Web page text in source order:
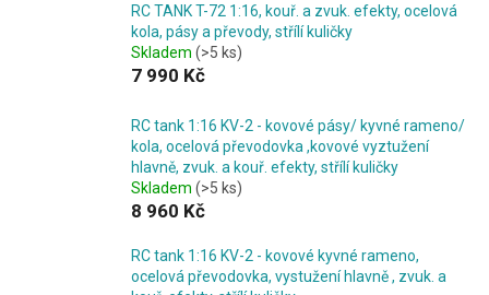
RC TANK T-72 1:16, kouř. a zvuk. efekty, ocelová
kola, pásy a převody, střílí kuličky
Skladem (>5 ks)
7 990 Kč
RC tank 1:16 KV-2 - kovové pásy/ kyvné rameno/
kola, ocelová převodovka ,kovové vyztužení
hlavně, zvuk. a kouř. efekty, střílí kuličky
Skladem (>5 ks)
8 960 Kč
RC tank 1:16 KV-2 - kovové kyvné rameno,
ocelová převodovka, vystužení hlavně , zvuk. a